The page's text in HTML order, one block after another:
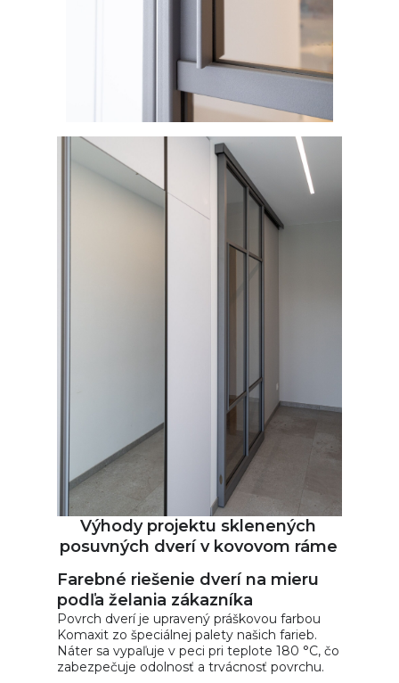
Farebné riešenie dverí na mieru
podľa želania zákazníka
Povrch dverí je upravený práškovou farbou
Komaxit zo špeciálnej palety našich farieb.
Náter sa vypaľuje v peci pri teplote 180 °C, čo
zabezpečuje odolnosť a trvácnosť povrchu.
Výhody projektu sklenených
posuvných dverí v kovovom ráme
Získať cenovú ponuku
Vyplňte krátky formulár a pripravíme pre vás
predbežnú kalkuláciu podľa vašich